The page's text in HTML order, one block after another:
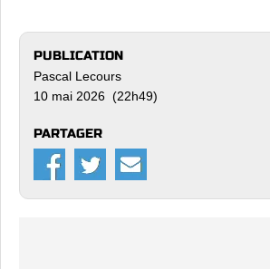
PUBLICATION
Pascal Lecours
10 mai 2026 (22h49)
PARTAGER